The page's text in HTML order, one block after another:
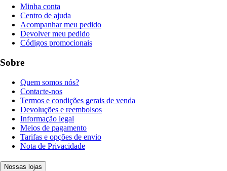
Minha conta
Centro de ajuda
Acompanhar meu pedido
Devolver meu pedido
Códigos promocionais
Sobre
Quem somos nós?
Contacte-nos
Termos e condições gerais de venda
Devoluções e reembolsos
Informação legal
Meios de pagamento
Tarifas e opções de envio
Nota de Privacidade
Nossas lojas